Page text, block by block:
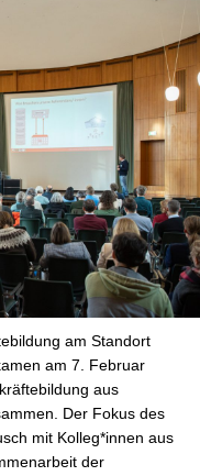
am Standort
am 7. Februar
aus
Der Fokus des
mit Kolleg*innen aus
der